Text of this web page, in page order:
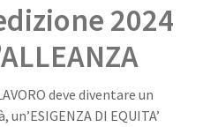
2024
deve diventare un
DI EQUITA’